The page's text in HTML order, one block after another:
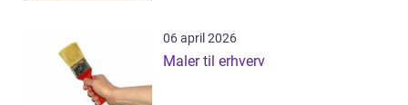
06 april 2026
Maler til erhverv